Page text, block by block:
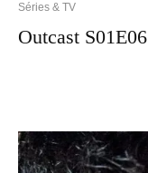
Séries & TV
Outcast S01E06